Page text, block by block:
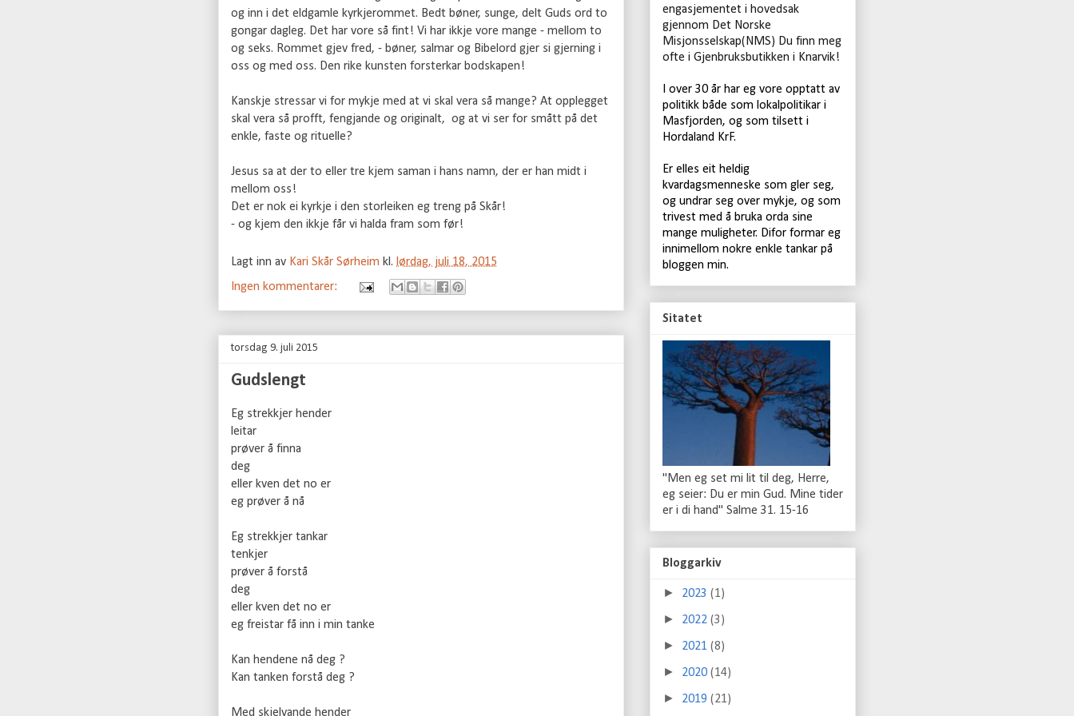
og inn i det eldgamle kyrkjerommet. Bedt bøner, sunge, delt Guds ord to
gongar dagleg. Det har vore så fint! Vi har ikkje vore mange - mellom to
og seks. Rommet gjev fred, - bøner, salmar og Bibelord gjer si gjerning i
oss og med oss. Den rike kunsten forsterkar bodskapen!
Kanskje stressar vi for mykje med at vi skal vera så mange? At opplegget
skal vera så profft, fengjande og originalt, og at vi ser for smått på det
enkle, faste og rituelle?
Jesus sa at der to eller tre kjem saman i hans namn, der er han midt i
mellom oss!
Det er nok ei kyrkje i den storleiken eg treng på Skår!
- og kjem den ikkje får vi halda fram som før!
Lagt inn av Kari Skår Sørheim kl. lørdag, juli 18, 2015
Ingen kommentarer:
torsdag 9. juli 2015
Gudslengt
Eg strekkjer hender
leitar
prøver å finna
deg
eller kven det no er
eg prøver å nå
Eg strekkjer tankar
tenkjer
prøver å forstå
deg
eller kven det no er
eg freistar få inn i min tanke
Kan hendene nå deg ?
Kan tanken forstå deg ?
Med skjelvande hender
engasjementet i hovedsak
gjennom Det Norske
Misjonsselskap(NMS) Du finn meg
ofte i Gjenbruksbutikken i Knarvik!
I over 30 år har eg vore opptatt av
politikk både som lokalpolitikar i
Masfjorden, og som tilsett i
Hordaland KrF.
Er elles eit heldig
kvardagsmenneske som gler seg,
og undrar seg over mykje, og som
trivest med å bruka orda sine
mange muligheter. Difor formar eg
innimellom nokre enkle tankar på
bloggen min.
Sitatet
"Men eg set mi lit til deg, Herre,
eg seier: Du er min Gud. Mine tider
er i di hand" Salme 31. 15-16
Bloggarkiv
► 2023 (1)
► 2022 (3)
► 2021 (8)
► 2020 (14)
► 2019 (21)